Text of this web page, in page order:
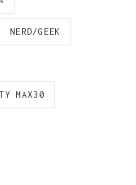
NERD/GEEK
MAX30